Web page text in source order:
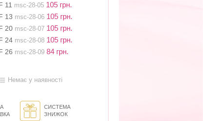
11 msc-28-05 105 грн.
13 msc-28-06 105 грн.
20 msc-28-07 105 грн.
24 msc-28-08 105 грн.
26 msc-28-09 84 грн.
Немає у наявності
СИСТЕМА
ЗНИЖОК